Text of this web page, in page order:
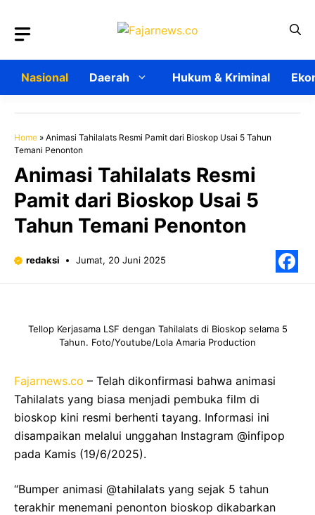
Nasional Daerah Hukum & Kriminal
Home » Animasi Tahilalats Resmi Pamit dari Bioskop Usai 5 Tahun
Temani Penonton
Animasi Tahilalats Resmi
Pamit dari Bioskop Usai 5
Tahun Temani Penonton
redaksi Jumat, 20 Juni 2025
Tellop Kerjasama LSF dengan Tahilalats di Bioskop selama 5
Tahun. Foto/Youtube/Lola Amaria Production
Fajarnews.co – Telah dikonfirmasi bahwa animasi
Tahilalats yang biasa menjadi pembuka film di
bioskop kini resmi berhenti tayang. Informasi ini
disampaikan melalui unggahan Instagram @infipop
pada Kamis (19/6/2025).
“Bumper animasi @tahilalats yang sejak 5 tahun
terakhir menemani penonton bioskop dikabarkan